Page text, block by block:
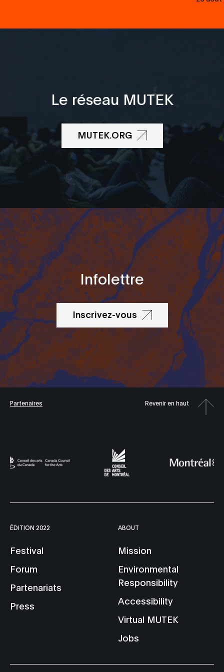
Le réseau MUTEK
MUTEK.ORG
Infolettre
Inscrivez-vous
Partenaires Revenir en haut
ÉDITION 2022
Festival
Forum
Partenariats
Press
ABOUT
Mission
Environmental
Responsibility
Accessibility
Virtual MUTEK
Jobs